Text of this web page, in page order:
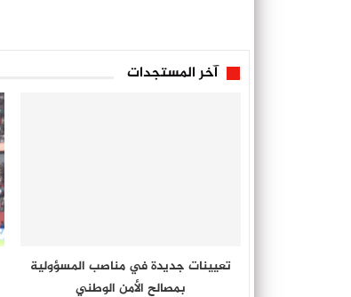
آخر المستجدات
تعيينات جديدة في مناصب المسؤولية
بمصالح الأمن الوطني